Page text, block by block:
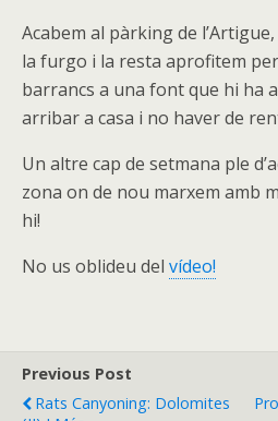
Acabem al pàrking de
la furgo i la resta aprofitem
barrancs a una font que hi ha
arribar a casa i no haver de
Un altre cap de setmana ple
zona on de nou marxem amb
hi!
No us oblideu del vídeo!
Previous Post
Rats Canyoning: Dolomites